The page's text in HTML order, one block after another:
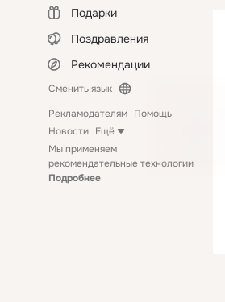
Подарки
Поздравления
Рекомендации
Сменить язык
Рекламодателям Помощь
Новости Ещё
Мы применяем
рекомендательные технологии
Подробнее